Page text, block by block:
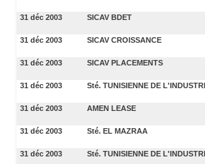
31 déc 2003 SICAV BDET
31 déc 2003 SICAV CROISSANCE
31 déc 2003 SICAV PLACEMENTS
31 déc 2003 Sté. TUNISIENNE DE
31 déc 2003 AMEN LEASE
31 déc 2003 Sté. EL MAZRAA
31 déc 2003 Sté. TUNISIENNE DE